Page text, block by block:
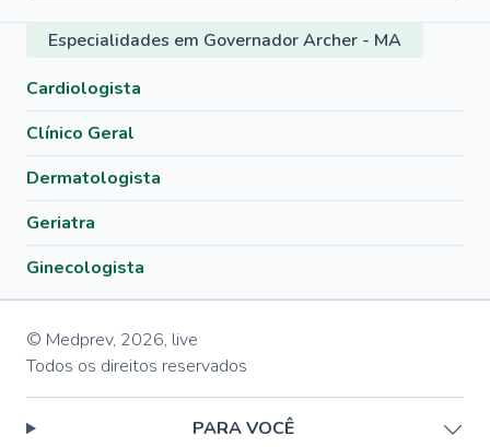
Especialidades em Governador Archer - MA
Cardiologista
Clínico Geral
Dermatologista
Geriatra
Ginecologista
© Medprev, 2026, live
Todos os direitos reservados
PARA VOCÊ